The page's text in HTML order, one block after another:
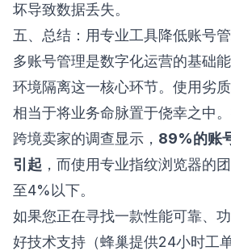
坏导致数据丢失。
五、总结：用专业工具降低账号
多账号管理是数字化运营的基础
环境隔离这一核心环节。使用劣
相当于将业务命脉置于侥幸之中
跨境卖家的调查显示， 89%的账
引起 ，而使用专业指纹浏览器的
至4%以下。
如果您正在寻找一款性能可靠、
好技术支持（蜂巢提供24小时工